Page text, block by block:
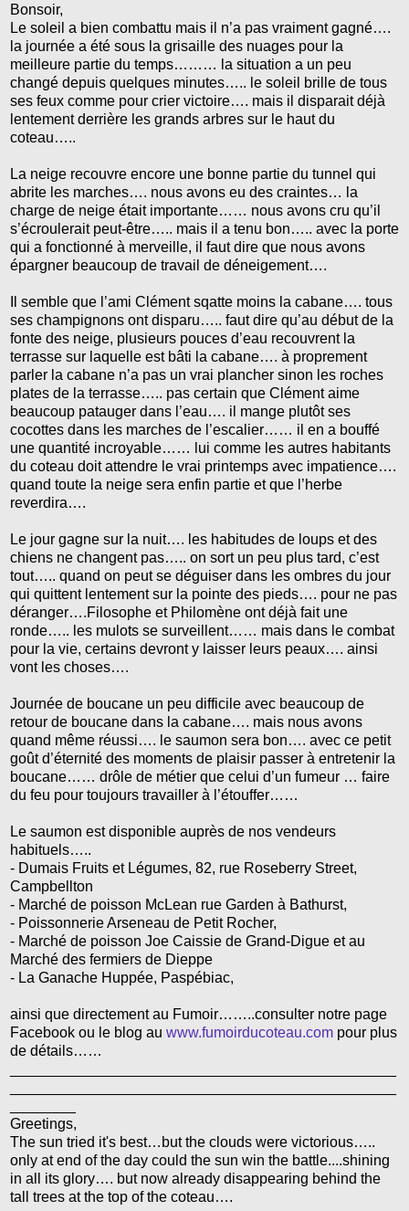
Bonsoir,
Le soleil a bien combattu mais il n’a pas vraiment gagné….
la journée a été sous la grisaille des nuages pour la
meilleure partie du temps……… la situation a un peu
changé depuis quelques minutes….. le soleil brille de tous
ses feux comme pour crier victoire…. mais il disparait déjà
lentement derrière les grands arbres sur le haut du
coteau…..
La neige recouvre encore une bonne partie du tunnel qui
abrite les marches…. nous avons eu des craintes… la
charge de neige était importante…… nous avons cru qu’il
s’écroulerait peut-être….. mais il a tenu bon….. avec la porte
qui a fonctionné à merveille, il faut dire que nous avons
épargner beaucoup de travail de déneigement….
Il semble que l’ami Clément sqatte moins la cabane…. tous
ses champignons ont disparu….. faut dire qu’au début de la
fonte des neige, plusieurs pouces d’eau recouvrent la
terrasse sur laquelle est bâti la cabane…. à proprement
parler la cabane n’a pas un vrai plancher sinon les roches
plates de la terrasse….. pas certain que Clément aime
beaucoup patauger dans l’eau…. il mange plutôt ses
cocottes dans les marches de l’escalier…… il en a bouffé
une quantité incroyable…… lui comme les autres habitants
du coteau doit attendre le vrai printemps avec impatience….
quand toute la neige sera enfin partie et que l’herbe
reverdira….
Le jour gagne sur la nuit…. les habitudes de loups et des
chiens ne changent pas….. on sort un peu plus tard, c’est
tout….. quand on peut se déguiser dans les ombres du jour
qui quittent lentement sur la pointe des pieds…. pour ne pas
déranger….Filosophe et Philomène ont déjà fait une
ronde….. les mulots se surveillent…… mais dans le combat
pour la vie, certains devront y laisser leurs peaux…. ainsi
vont les choses….
Journée de boucane un peu difficile avec beaucoup de
retour de boucane dans la cabane…. mais nous avons
quand même réussi…. le saumon sera bon…. avec ce petit
goût d’éternité des moments de plaisir passer à entretenir la
boucane…… drôle de métier que celui d’un fumeur … faire
du feu pour toujours travailler à l’étouffer……
Le saumon est disponible auprès de nos vendeurs
habituels…..
- Dumais Fruits et Légumes, 82, rue Roseberry Street,
Campbellton
- Marché de poisson McLean rue Garden à Bathurst,
- Poissonnerie Arseneau de Petit Rocher,
- Marché de poisson Joe Caissie de Grand-Digue et au
Marché des fermiers de Dieppe
- La Ganache Huppée, Paspébiac,
ainsi que directement au Fumoir……..consulter notre page
Facebook ou le blog au www.fumoirducoteau.com pour plus
de détails……
Greetings,
The sun tried it's best…but the clouds were victorious…..
only at end of the day could the sun win the battle....shining
in all its glory…. but now already disappearing behind the
tall trees at the top of the coteau….